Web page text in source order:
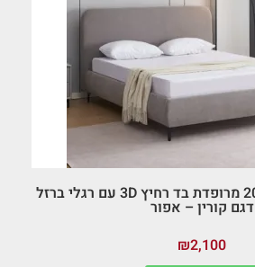
מיטה זוגית 160×200 מרופדת בד רחיץ 3D עם רגלי ברזל
דגם קורין – אפור
₪2,100